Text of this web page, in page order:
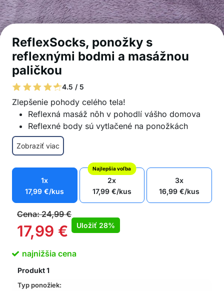
ReflexSocks, ponožky s
reflexnými bodmi a masážnou
paličkou
4.5 / 5
Zlepšenie pohody celého tela!
Reflexná masáž nôh v pohodlí vášho domova
Reflexné body sú vytlačené na ponožkách
Palička je súčasťou balenia pre správnu masáž a
tlak
Masáž reflexných bodov prináša pohodlie
Zvyšovanie cirkulácie a relaxácie
Reflexné ponožky sú vyrobené z pohodlného a
priedušného materiálu
Jednoduché na použitie doma alebo na cestách
Vhodné na každodenné nosenie
V balení: 1x pár ponožiek s reflexnými bodmi, 1x
masážna palička
Zobraziť viac
1x
17,99€/kus
Najlepšia voľba
2x
17,99 €/kus
3x
16,99€/kus
Cena:24,99€
17,99 € Uložiť 28%
najnižšia cena
Produkt1
Typ ponožiek: